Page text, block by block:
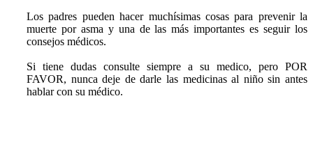
Los padres pueden hacer muchísimas cosas para prevenir la
muerte por asma y una de las más importantes es seguir los
consejos médicos.
Si tiene dudas consulte siempre a su medico, pero POR
FAVOR, nunca deje de darle las medicinas al niño sin antes
hablar con su médico.